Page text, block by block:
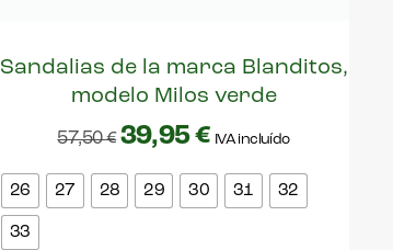
Sandalias de la marca Blanditos,
modelo Milos verde
57,50€ 39,95€ IVA incluído
26 27 28 29 30 31 32
33